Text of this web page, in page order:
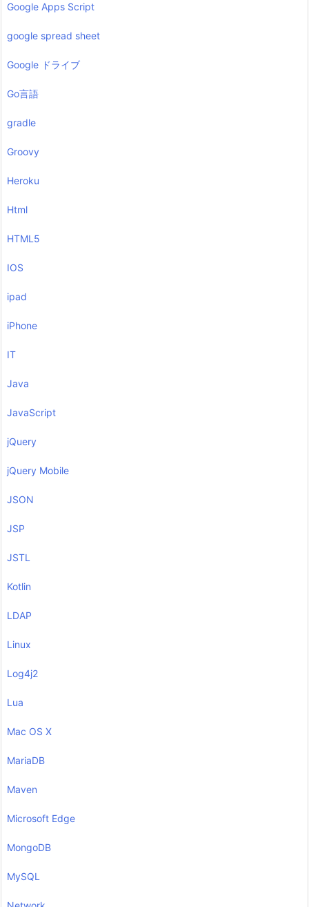
Google Apps Script
google spread sheet
Google ドライブ
Go言語
gradle
Groovy
Heroku
Html
HTML5
IOS
ipad
iPhone
IT
Java
JavaScript
jQuery
jQuery Mobile
JSON
JSP
JSTL
Kotlin
LDAP
Linux
Log4j2
Lua
Mac OS X
MariaDB
Maven
Microsoft Edge
MongoDB
MySQL